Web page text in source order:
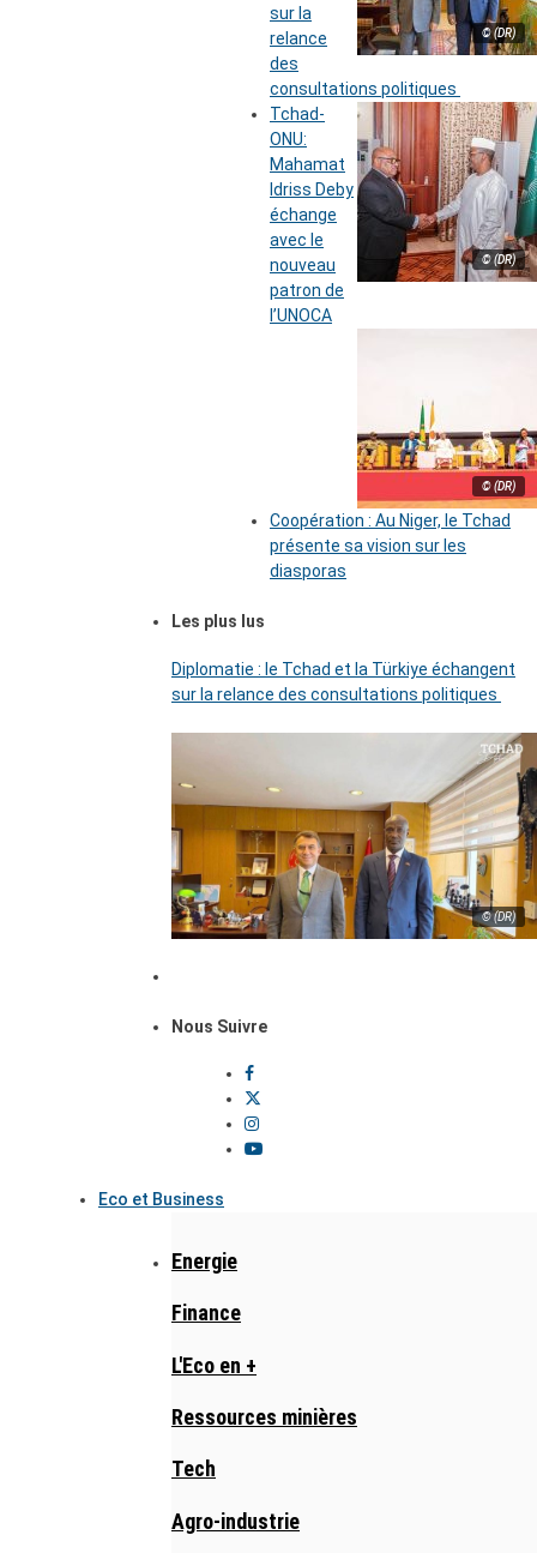
© (DR)
sur la
relance
des
consultations politiques
© (DR)
Tchad-
ONU:
Mahamat
Idriss Deby
échange
avec le
nouveau
patron de
l’UNOCA
© (DR)
Coopération : Au Niger, le Tchad
présente sa vision sur les
diasporas
Les plus lus
Diplomatie : le Tchad et la Türkiye échangent
sur la relance des consultations politiques
© (DR)
Nous Suivre
Eco et Business
Energie
Finance
L'Eco en +
Ressources minières
Tech
Agro-industrie